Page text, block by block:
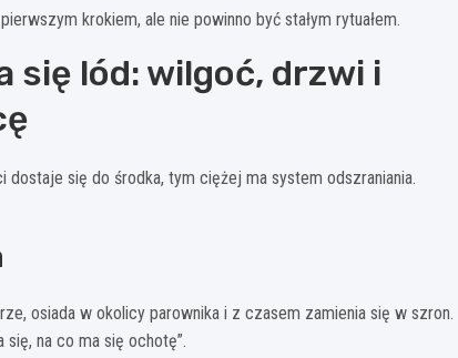
krokiem, ale nie powinno być stałym rytuałem.
się lód: wilgoć, drzwi i
się do środka, tym ciężej ma system odszraniania.
osiada w okolicy parownika i z czasem zamienia się w szron.
na co ma się ochotę”.